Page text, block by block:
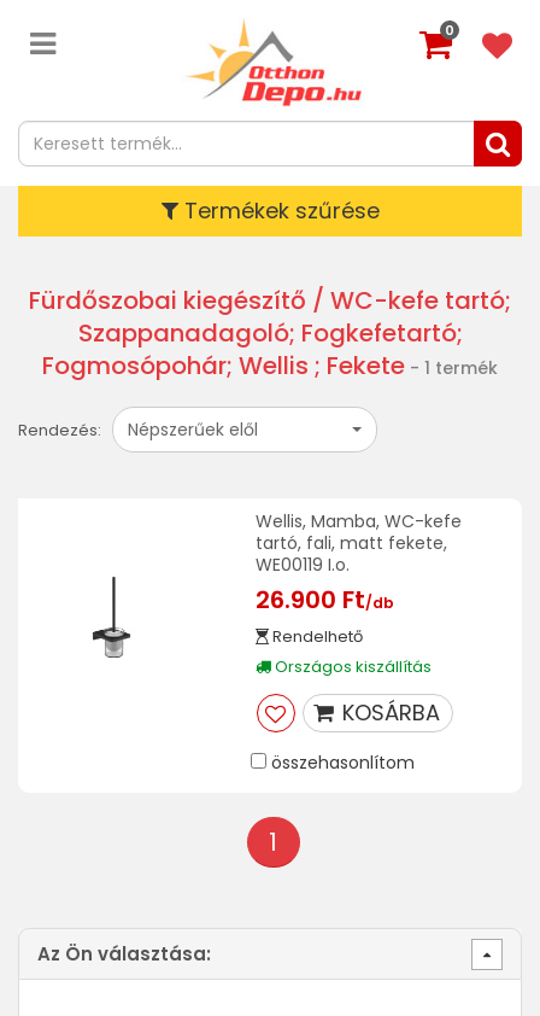
0
Termékek szűrése
Fürdőszobai kiegészítő / WC-kefe tartó;
Szappanadagoló; Fogkefetartó;
Fogmosópohár; Wellis ; Fekete - 1 termék
Rendezés: Népszerűek elől
Wellis, Mamba, WC-kefe
tartó, fali, matt fekete,
WE00119 I.o.
26.900 Ft/db
Rendelhető
Országos kiszállítás
KOSÁRBA
összehasonlítom
1
Az Ön választása: